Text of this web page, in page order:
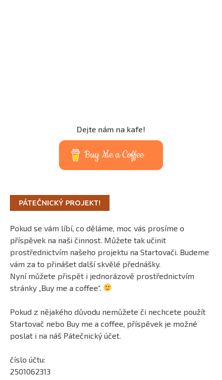
Dejte nám na kafe!
Buy Me a Coffee
PÁTEČNICKÝ PROJEKT!
Pokud se vám líbí, co děláme, moc vás prosíme o
příspěvek na naši činnost. Můžete tak učinit
prostřednictvím našeho projektu na Startovači. Budeme
vám za to přinášet další skvělé přednášky.
Nyní můžete přispět i jednorázově prostřednictvím
stránky „Buy me a coffee“.
Pokud z nějakého důvodu nemůžete či nechcete použít
Startovač nebo Buy me a coffee, příspěvek je možné
poslat i na náš Pátečnický účet.
číslo účtu:
2501062313